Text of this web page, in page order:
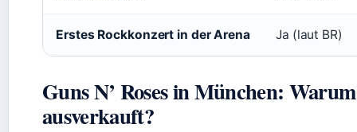
Erstes Rockkonzert in der Arena Ja (laut BR)
Guns N’ Roses in München:
ausverkauft?